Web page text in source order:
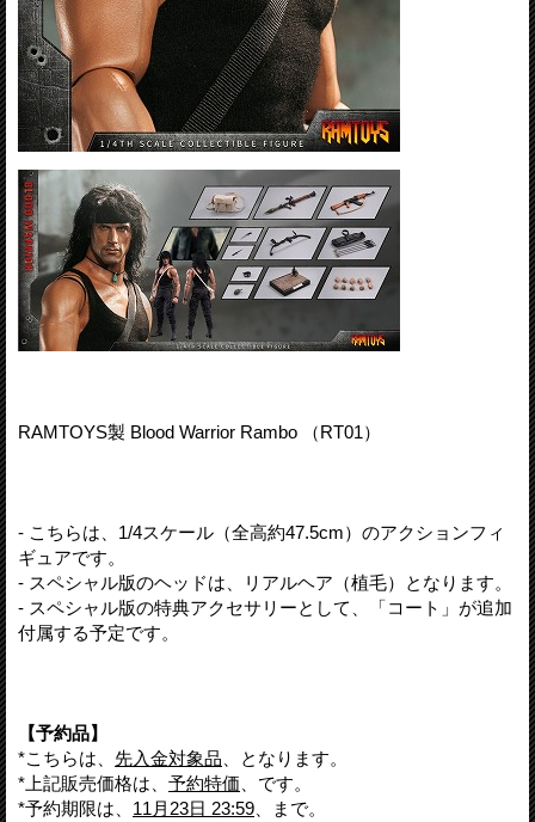
RAMTOYS製 Blood Warrior Rambo （RT01）
- こちらは、1/4スケール（全高約47.5cm）のアクションフィ
ギュアです。
- スペシャル版のヘッドは、リアルヘア（植毛）となります。
- スペシャル版の特典アクセサリーとして、「コート」が追加
付属する予定です。
【予約品】
*こちらは、 先入金対象品 、となります。
*上記販売価格は、 予約特価 、です。
*予約期限は、 11月23日 23:59 、まで。